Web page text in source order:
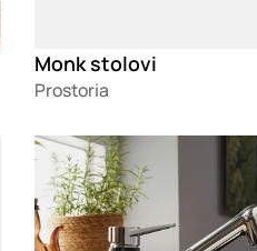
Monk stolovi
Prostoria
Loading